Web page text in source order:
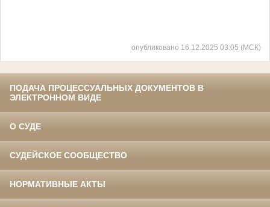
опубликовано 16.12.2025 03:05 (МСК)
ПОДАЧА ПРОЦЕССУАЛЬНЫХ ДОКУМЕНТОВ В
ЭЛЕКТРОННОМ ВИДЕ
О СУДЕ
СУДЕЙСКОЕ СООБЩЕСТВО
НОРМАТИВНЫЕ АКТЫ